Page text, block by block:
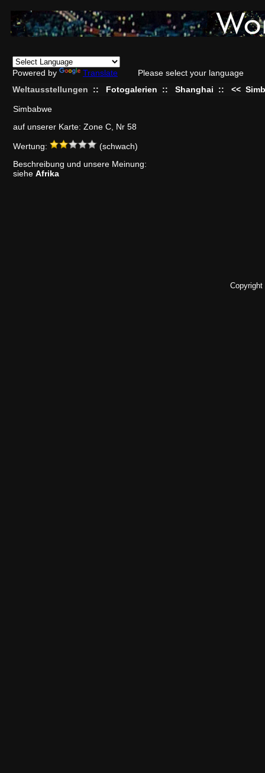
Powered by Translate
Please select your language
Weltausstellungen
:: Fotogalerien :: Shanghai :: <<
Simbabwe
auf unserer Karte: Zone C, Nr 58
Wertung:
(schwach)
Beschreibung und unsere Meinung:
siehe Afrika